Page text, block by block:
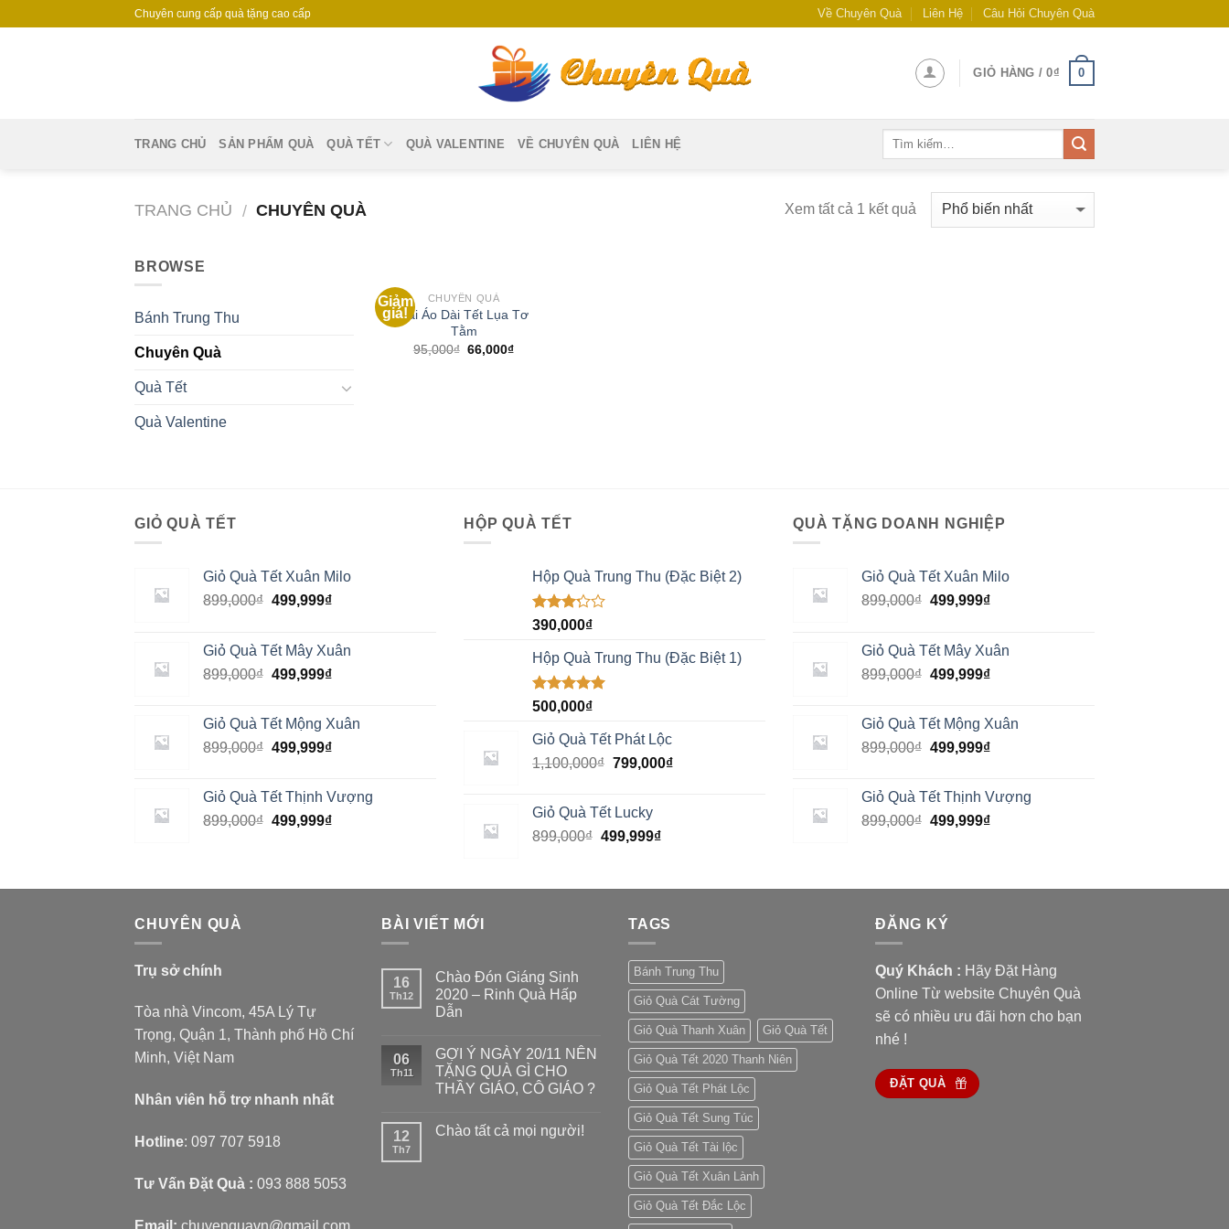
Chuyên cung cấp quà tặng cao cấp Về Chuyên Quà Liên Hệ Câu Hỏi Chuyên Quà
GIỎ HÀNG /0₫ 0
TRANG CHỦ SẢN PHẨM QUÀ QUÀ TẾT QUÀ VALENTINE VỀ CHUYÊN QUÀ LIÊN HỆ
TRANG CHỦ / CHUYÊN QUÀ Xem tất cả 1 kết quả
BROWSE
Bánh Trung Thu
Chuyên Quà
Quà Tết
Quà Valentine
Giảm
giá!
Add to
Wishlist
CHUYÊN QUÀ
Vải Áo Dài Tết Lụa Tơ
Tằm
95,000₫ 66,000₫
GIỎ QUÀ TẾT
Giỏ Quà Tết Xuân Milo
899,000₫ 499,999₫
Giỏ Quà Tết Mây Xuân
899,000₫ 499,999₫
Giỏ Quà Tết Mộng Xuân
899,000₫ 499,999₫
Giỏ Quà Tết Thịnh Vượng
899,000₫ 499,999₫
HỘP QUÀ TẾT
Hộp Quà Trung Thu (Đặc Biệt 2)
Được
hạng
3.005
sao
390,000₫
Hộp Quà Trung Thu (Đặc Biệt 1)
Được xếp
5 sao
500,000₫
Giỏ Quà Tết Phát Lộc
1,100,000₫ 799,000₫
Giỏ Quà Tết Lucky
899,000₫ 499,999₫
QUÀ TẶNG DOANH NGHIỆP
Giỏ Quà Tết Xuân Milo
899,000₫ 499,999₫
Giỏ Quà Tết Mây Xuân
899,000₫ 499,999₫
Giỏ Quà Tết Mộng Xuân
899,000₫ 499,999₫
Giỏ Quà Tết Thịnh Vượng
899,000₫ 499,999₫
CHUYÊN QUÀ
Trụ sở chính
Tòa nhà Vincom, 45A Lý Tự
Trọng, Quận 1, Thành phố Hồ Chí
Minh, Việt Nam
Nhân viên hỗ trợ nhanh nhất
Hotline: 097 707 5918
Tư Vấn Đặt Quà : 093 888 5053
Email: chuyenquavn@gmail.com
BÀI VIẾT MỚI
16
Th12
Chào Đón Giáng Sinh
2020 – Rinh Quà Hấp
Dẫn
06
Th11
GỢI Ý NGÀY 20/11 NÊN
TẶNG QUÀ GÌ CHO
THẦY GIÁO, CÔ GIÁO ?
12
Th7
Chào tất cả mọi người!
TAGS
Bánh Trung Thu
Giỏ Quà Cát Tường
Giỏ Quà Thanh Xuân Giỏ Quà Tết
Giỏ Quà Tết 2020 Thanh Niên
Giỏ Quà Tết Phát Lộc
Giỏ Quà Tết Sung Túc
Giỏ Quà Tết Tài lộc
Giỏ Quà Tết Xuân Lành
Giỏ Quà Tết Đắc Lộc
ĐĂNG KÝ
Quý Khách : Hãy Đặt Hàng
Online Từ website Chuyên Quà
sẽ có nhiều ưu đãi hơn cho bạn
nhé !
ĐẶT QUÀ